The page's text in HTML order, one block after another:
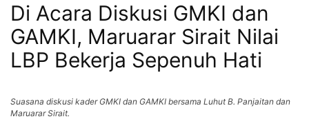
Di Acara Diskusi GMKI dan
GAMKI, Maruarar Sirait Nilai
LBP Bekerja Sepenuh Hati
Suasana diskusi kader GMKI dan GAMKI bersama Luhut B. Panjaitan dan
Maruarar Sirait.